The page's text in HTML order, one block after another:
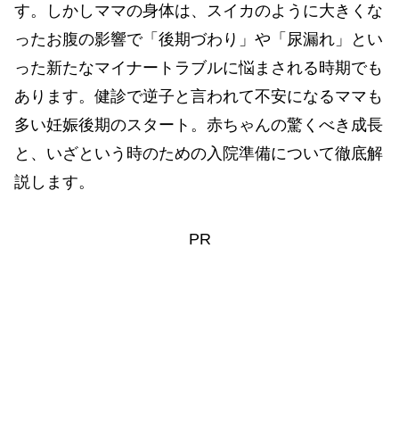
す。しかしママの身体は、スイカのように大きくな
ったお腹の影響で「後期づわり」や「尿漏れ」とい
った新たなマイナートラブルに悩まされる時期でも
あります。健診で逆子と言われて不安になるママも
多い妊娠後期のスタート。赤ちゃんの驚くべき成長
と、いざという時のための入院準備について徹底解
説します。
PR